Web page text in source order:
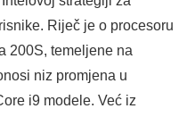
Riječ je o procesoru
200S, temeljene na
niz promjena u
i9 modele. Već iz